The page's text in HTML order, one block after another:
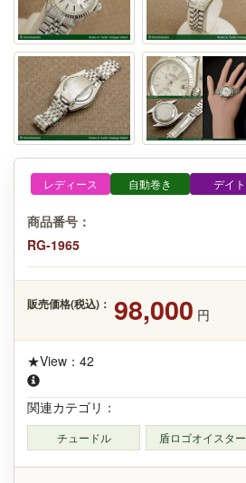
レディース 自動巻き デイト
商品番号：
RG-1965
販売価格(税込)： 98,000 円
★View：42
関連カテゴリ：
チュードル 盾ロゴオイスター